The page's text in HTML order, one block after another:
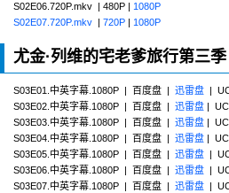
S02E06.720P.mkv | 480P | 1080P
S02E07.720P.mkv
720P 1080P
尤金·列维的宅老爹旅行第三
S03E01.中英字幕.1080P | 百度盘 | 迅雷盘 |
S03E02.中英字幕.1080P | 百度盘 | 迅雷盘 |
S03E03.中英字幕.1080P | 百度盘 | 迅雷盘 |
S03E04.中英字幕.1080P | 百度盘 | 迅雷盘 |
S03E05.中英字幕.1080P | 百度盘 | 迅雷盘 |
S03E06.中英字幕.1080P | 百度盘 | 迅雷盘 |
S03E07.中英字幕.1080P | 百度盘 | 迅雷盘 |